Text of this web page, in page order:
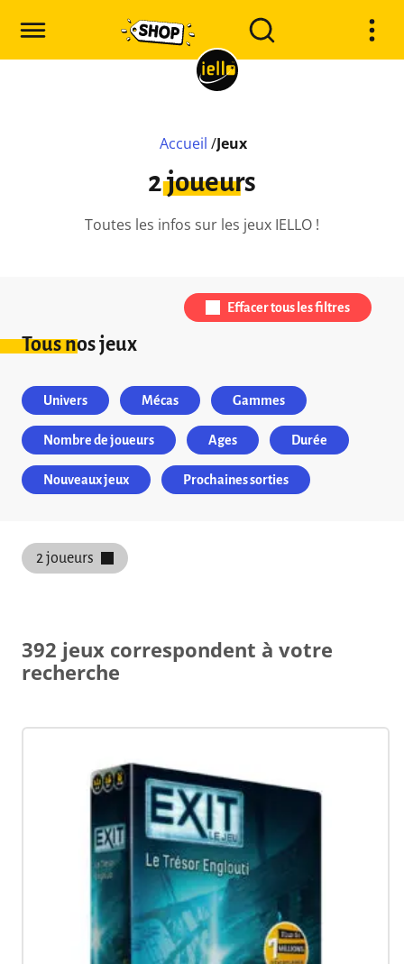
Accueil /Jeux
2 joueurs
Toutes les infos sur les jeux IELLO !
Tous nos jeux
Effacer tous les filtres
Univers Mécas Gammes
Nombre de joueurs Ages Durée
Nouveaux jeux Prochaines sorties
2 joueurs
392 jeux correspondent à votre
recherche